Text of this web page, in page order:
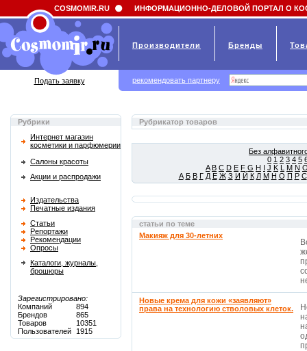
Field 'news_title' doesn't have a default value
Рубрики
Интернет магазин
косметики и парфюмерии
Салоны красоты
Акции и распродажи
Издательства
Печатные издания
Статьи
Репортажи
Рекомендации
Опросы
Каталоги, журналы,
брошюры
Зарегистрировано:
Компаний
894
Брендов
865
Товаров
10351
Пользователей
1915
Рубрикатор товаров
Без
0 1 2 3 4 5
A B C D E F G H I J K L M N
А Б В Г Д Е Ж З И Й К Л М Н О П Р С
статьи по теме
Макияж для 30-летних
Новые крема для кожи «заявляют»
права на технологию стволовых клеток.
COSMOMIR.RU ИНФОРМАЦИОННО-ДЕЛОВОЙ ПОРТАЛ О
Производители Бренды
Подать заявку рекомендовать партнеру